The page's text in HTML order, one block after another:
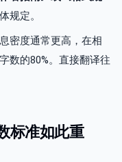
规定。
密度通常更高，在相
数的80%。直接翻译往
标准如此重